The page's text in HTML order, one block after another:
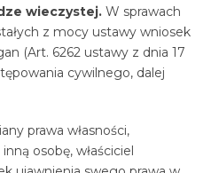
wieczystej. W sprawach
z mocy ustawy wniosek
(Art. 6262 ustawy z dnia 17
cywilnego, dalej
prawa własności,
osobę, właściciel